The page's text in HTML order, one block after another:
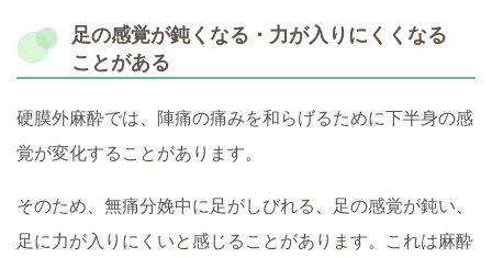
足の感覚が鈍くなる・力が入りにくくなる
ことがある
硬膜外麻酔では、陣痛の痛みを和らげるために下半身の感
覚が変化することがあります。
そのため、無痛分娩中に足がしびれる、足の感覚が鈍い、
足に力が入りにくいと感じることがあります。これは麻酔